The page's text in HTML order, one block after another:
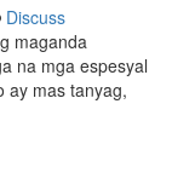
Discuss
maganda
na mga espesyal
ay mas tanyag,